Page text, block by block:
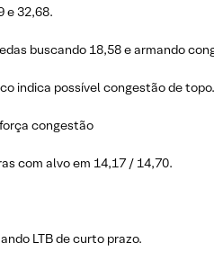
e 32,68.
buscando 18,58 e armando
indica possível congestão de topo.
congestão
com alvo em 14,17 / 14,70.
LTB de curto prazo.